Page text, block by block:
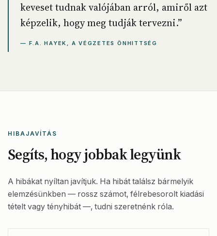
keveset tudnak valójában arról, amiről azt
képzelik, hogy meg tudják tervezni.”
— F.A. HAYEK, A VÉGZETES ÖNHITTSÉG
HIBAJAVÍTÁS
Segíts, hogy jobbak legyünk
A hibákat nyíltan javítjuk. Ha hibát találsz bármelyik
elemzésünkben — rossz számot, félrebesorolt kiadási
tételt vagy tényhibát —, tudni szeretnénk róla.